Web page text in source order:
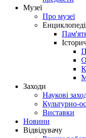
Музеї
Про музеї
Заходи
Наукові
Культурно-
Виставки
Новини
Відвідувачу